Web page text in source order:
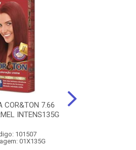
COR&TON 7.66
INTENS135G
101507
01X135G